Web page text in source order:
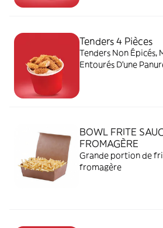
Tenders 4 Pièces
Tenders Non Épicés,
Entourés D'une
BOWL FRITE
FROMAGÈRE
Grande portion de
fromagère